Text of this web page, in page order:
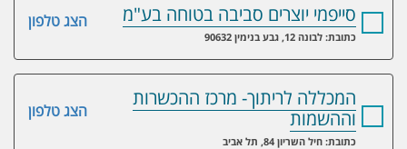
הצג טלפון סייפמי יוצרים סביבה בטוחה בע"מ
כתובת: לבונה 12, גבע בנימין 90632
הצג טלפון
המכללה לריתוך- מרכז ההכשרות
וההשמות
כתובת: חיל השריון 84, תל אביב